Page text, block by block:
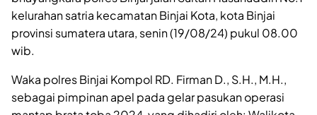
kelurahan satria kecamatan Binjai Kota, kota Binjai
provinsi sumatera utara, senin (19/08/24) pukul 08.00
wib.
Waka polres Binjai Kompol RD. Firman D., S.H., M.H.,
sebagai pimpinan apel pada gelar pasukan operasi